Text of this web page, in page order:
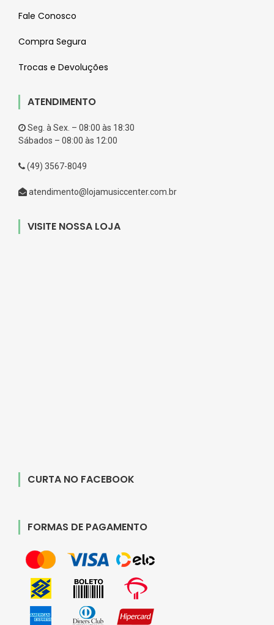
Fale Conosco
Compra Segura
Trocas e Devoluções
ATENDIMENTO
Seg. à Sex. – 08:00 às 18:30
Sábados – 08:00 às 12:00
(49) 3567-8049
atendimento@lojamusiccenter.com.br
VISITE NOSSA LOJA
CURTA NO FACEBOOK
FORMAS DE PAGAMENTO